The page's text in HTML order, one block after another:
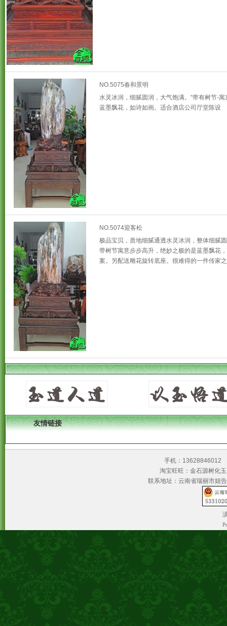
NO.5075春和景明
水灵冰润，细腻圆润，大气饱满。“带有树节-寓
蓝墨飘花，如诗如画。适合酒店公司厅堂陈设
NO.5074迎客松
极品宝贝，质地细腻通透水灵冰润，整体细腻
带树节寓意步步高升，绝妙之极的是蓝墨飘花
案。另配送雕花旋转底座。很难得的一件传家
友情链接
手机：
淘宝旺旺：金石源树
联系地址：云南省瑞丽市姐